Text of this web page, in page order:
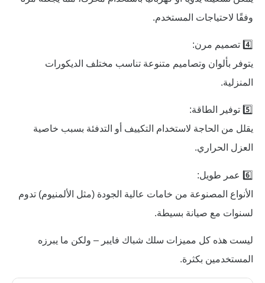
وفقًا لاحتياجات المستخدم.
4️⃣ تصميم مرن:
يتوفر بألوان وتصاميم متنوعة تناسب مختلف الديكورات
المنزلية.
5️⃣ توفير الطاقة:
يقلل من الحاجة لاستخدام التكييف أو التدفئة بسبب خاصية
العزل الحراري.
6️⃣ عمر طويل:
الأنواع المصنوعة من خامات عالية الجودة (مثل الألمنيوم) تدوم
لسنوات مع صيانة بسيطة.
ليست هذه كل مميزات سلك شباك فايبر – ولكن ما يبرزه
المستخدمين بكثرة.